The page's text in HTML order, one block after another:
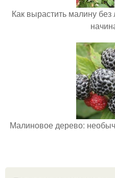
Как вырастить малину
Малиновое дерево: